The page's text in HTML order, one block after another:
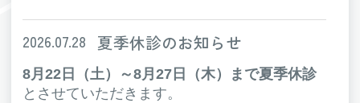
2026.07.28 夏季休診のお知らせ
8月22日（土）～8月27日（木）まで夏季休診
とさせていただきます。